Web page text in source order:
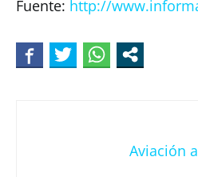
Fuente: http://
Aviación